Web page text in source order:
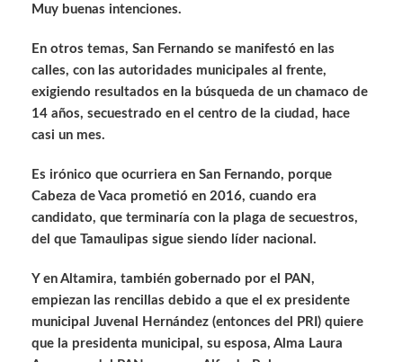
Muy buenas intenciones.
En otros temas, San Fernando se manifestó en las
calles, con las autoridades municipales al frente,
exigiendo resultados en la búsqueda de un chamaco de
14 años, secuestrado en el centro de la ciudad, hace
casi un mes.
Es irónico que ocurriera en San Fernando, porque
Cabeza de Vaca prometió en 2016, cuando era
candidato, que terminaría con la plaga de secuestros,
del que Tamaulipas sigue siendo líder nacional.
Y en Altamira, también gobernado por el PAN,
empiezan las rencillas debido a que el ex presidente
municipal Juvenal Hernández (entonces del PRI) quiere
que la presidenta municipal, su esposa, Alma Laura